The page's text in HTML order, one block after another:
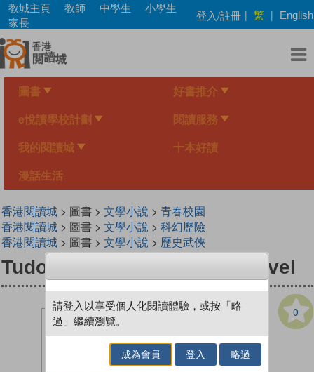
Skip
main
content
教城主頁 教師 中學生
小學生
家長
登入/註冊 | 繁 | English
圖書 好書推介
e悅讀學校計劃 閱讀服務
我的閱讀城 十本好讀
漫話生活
香港閱讀城> 圖書 > 文學小說 > 青春校園
香港閱讀城> 圖書 > 文學小說 > 科幻歷險
香港閱讀城> 圖書 > 文學小說 > 歷史武俠
Tudor Rose: A Timepiece Novel
0
請登入以享受個人化閱讀體驗，或按「略
過」繼續瀏覽。
成為會員 登入 略過